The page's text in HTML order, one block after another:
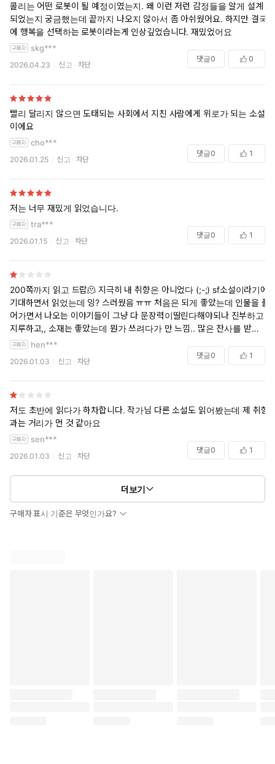
콜리는 어떤 로봇이 될 예정이였는지. 왜 이런 저런 감정들을 알게 설계
되었는지 궁금했는데 끝까지 나오지 않아서 좀 아쉬웠어요. 하지만 결국
에 행복을 선택하는 로봇이라는게 인상깊었습니다. 재밌었어요
skg***
2026.04.23 신고 차단
댓글0 0
빨리 달리지 않으면 도태되는 사회에서 지친 사람에게 위로가 되는 소설
이에요
cho***
2026.01.25 신고 차단
댓글0 1
저는 너무 재밌게 읽었습니다.
tra***
2026.01.15 신고 차단
댓글0 1
200쪽까지 읽고 드랍🫠 지극히 내 취향은 아니었다 (;-;) sf소설이라기에
기대하면서 읽었는데 잉? 스러웠음 ㅠㅠ 처음은 되게 좋았는데 인물을 풀
어가면서 나오는 이야기들이 그냥 다 문장력이딸린다해야되나 진부하고
지루하고,, 소재는 좋았는데 뭔가 쓰려다가 만 느낌.. 많은 찬사를 받은 책
이라서 너무 기대했나 싶기도 하다🥲 아쉬워요...
hen***
2026.01.03 신고 차단
댓글0 1
저도 초반에 읽다가 하차합니다. 작가님 다른 소설도 읽어봤는데 제 취향
과는 거리가 먼 것 같아요
sen***
2026.01.03 신고 차단
댓글0 1
더보기
구매자 표시 기준은 무엇인가요?